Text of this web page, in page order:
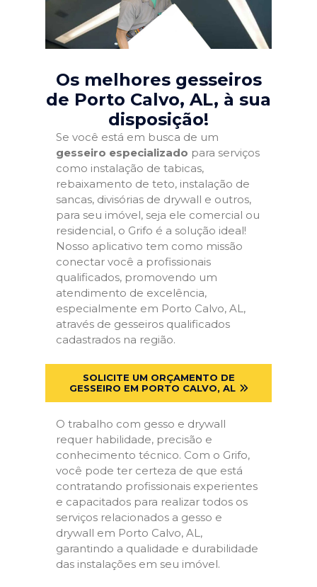
Os melhores gesseiros
de Porto Calvo, AL, à sua
disposição!
Se você está em busca de um
gesseiro especializado para serviços
como instalação de tabicas,
rebaixamento de teto, instalação de
sancas, divisórias de drywall e outros,
para seu imóvel, seja ele comercial ou
residencial, o Grifo é a solução ideal!
Nosso aplicativo tem como missão
conectar você a profissionais
qualificados, promovendo um
atendimento de excelência,
especialmente em Porto Calvo, AL,
através de gesseiros qualificados
cadastrados na região.
SOLICITE UM ORÇAMENTO DE
GESSEIRO EM PORTO CALVO, AL
O trabalho com gesso e drywall
requer habilidade, precisão e
conhecimento técnico. Com o Grifo,
você pode ter certeza de que está
contratando profissionais experientes
e capacitados para realizar todos os
serviços relacionados a gesso e
drywall em Porto Calvo, AL,
garantindo a qualidade e durabilidade
das instalações em seu imóvel.